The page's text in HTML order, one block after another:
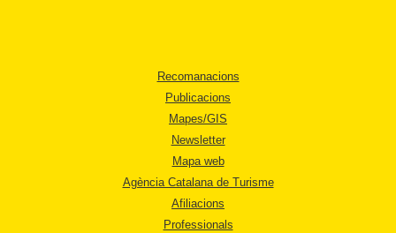
Recomanacions
Publicacions
Mapes/GIS
Newsletter
Mapa web
Agència Catalana de Turisme
Afiliacions
Professionals